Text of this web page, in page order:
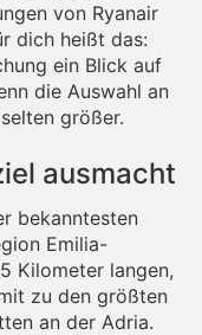
von Ryanair
dich heißt das:
ein Blick auf
die Auswahl an
größer.
ausmacht
bekanntesten
Emilia-
Kilometer langen,
zu den größten
an der Adria.